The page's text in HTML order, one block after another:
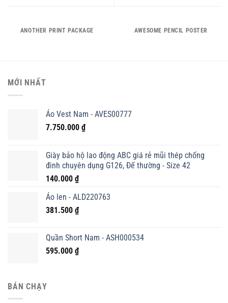
ANOTHER PRINT PACKAGE AWESOME PENCIL POSTER
MỚI NHẤT
Áo Vest Nam - AVES00777
7.750.000 ₫
Giày bảo hộ lao động ABC giá rẻ mũi thép chống
đinh chuyên dụng G126, Đế thường - Size 42
140.000 ₫
Áo len - ALD220763
381.500 ₫
Quần Short Nam - ASH000534
595.000 ₫
BÁN CHẠY